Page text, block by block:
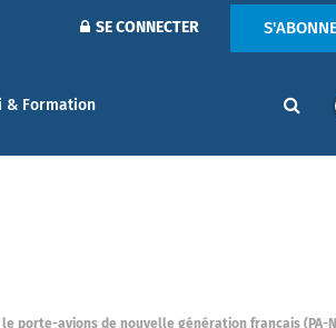
SE CONNECTER
& Formation
porte-avions de nouvelle génération français (PA-